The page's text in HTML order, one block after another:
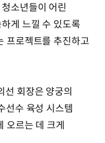
소년들이 어린
게 느낄 수 있도록
프로젝트를 추진하고
회장은 양궁의
선수 육성 시스템
오르는 데 크게